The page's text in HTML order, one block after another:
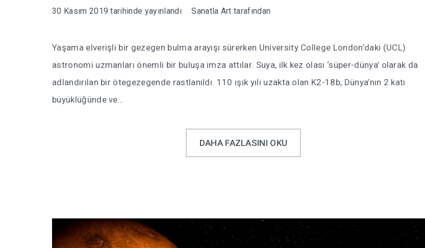
30 Kasım 2019 tarihinde yayınlandı Sanatla Art tarafından
Yaşama elverişli bir gezegen bulma arayışı sürerken University College London’daki (UCL)
astronomi uzmanları önemli bir buluşa imza attılar. Suya, ilk kez olası ‘süper-dünya’ olarak da
adlandırılan bir ötegezegende rastlanıldı. 110 ışık yılı uzakta olan K2-18b, Dünya’nın 2 katı
büyüklüğünde ve…
DAHA FAZLASINI OKU